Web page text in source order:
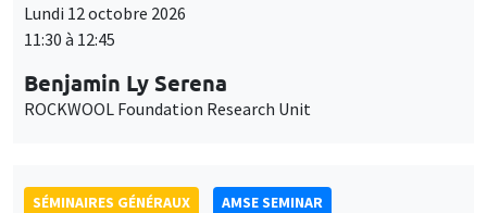
Lundi 12 octobre 2026
11:30 à 12:45
Benjamin Ly Serena
ROCKWOOL Foundation Research Unit
SÉMINAIRES GÉNÉRAUX
AMSE SEMINAR